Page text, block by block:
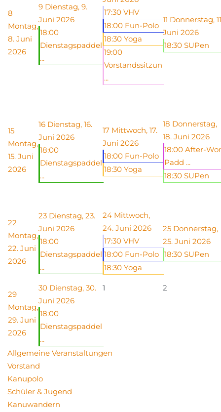
8
Montag,
8. Juni
2026
9 Dienstag, 9.
Juni 2026
18:00
Dienstagspaddel
...
17:30 VHV
18:00 Fun-Polo
18:30 Yoga
19:00
Vorstandssitzun
...
11 Donnerstag,
Juni 2026
18:30 SUPen
15
Montag,
15. Juni
2026
16 Dienstag, 16.
Juni 2026
18:00
Dienstagspaddel
...
17 Mittwoch, 17.
Juni 2026
18:00 Fun-Polo
18:30 Yoga
18 Donnerstag,
18. Juni 2026
18:00 After-
Padd ...
18:30 SUPen
22
Montag,
22. Juni
2026
23 Dienstag, 23.
Juni 2026
18:00
Dienstagspaddel
...
24 Mittwoch,
24. Juni 2026
17:30 VHV
18:00 Fun-Polo
18:30 Yoga
25 Donnerstag,
25. Juni 2026
18:30 SUPen
29
Montag,
29. Juni
2026
30 Dienstag, 30.
Juni 2026
18:00
Dienstagspaddel
...
1 2
Allgemeine Veranstaltungen
Vorstand
Kanupolo
Schüler & Jugend
Kanuwandern